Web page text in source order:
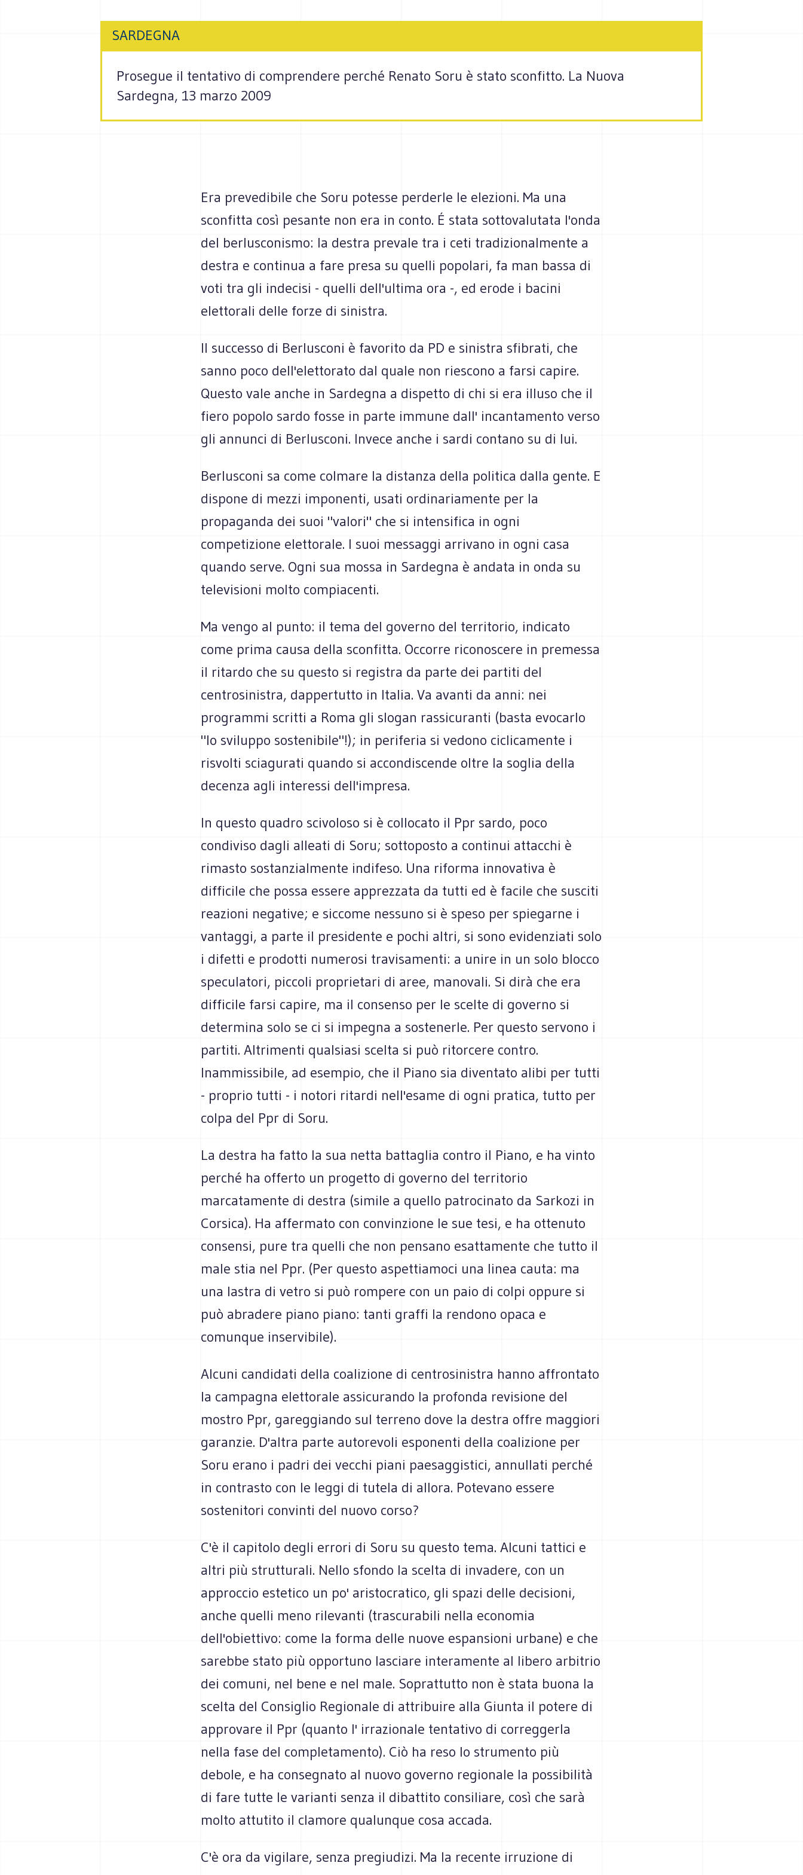
SARDEGNA
Prosegue il tentativo di comprendere perché Renato Soru è stato sconfitto. La Nuova
Sardegna, 13 marzo 2009
Era prevedibile che Soru potesse perderle le elezioni. Ma una
sconfitta così pesante non era in conto. É stata sottovalutata l'onda
del berlusconismo: la destra prevale tra i ceti tradizionalmente a
destra e continua a fare presa su quelli popolari, fa man bassa di
voti tra gli indecisi - quelli dell'ultima ora -, ed erode i bacini
elettorali delle forze di sinistra.
Il successo di Berlusconi è favorito da PD e sinistra sfibrati, che
sanno poco dell'elettorato dal quale non riescono a farsi capire.
Questo vale anche in Sardegna a dispetto di chi si era illuso che il
fiero popolo sardo fosse in parte immune dall' incantamento verso
gli annunci di Berlusconi. Invece anche i sardi contano su di lui.
Berlusconi sa come colmare la distanza della politica dalla gente. E
dispone di mezzi imponenti, usati ordinariamente per la
propaganda dei suoi "valori" che si intensifica in ogni
competizione elettorale. I suoi messaggi arrivano in ogni casa
quando serve. Ogni sua mossa in Sardegna è andata in onda su
televisioni molto compiacenti.
Ma vengo al punto: il tema del governo del territorio, indicato
come prima causa della sconfitta. Occorre riconoscere in premessa
il ritardo che su questo si registra da parte dei partiti del
centrosinistra, dappertutto in Italia. Va avanti da anni: nei
programmi scritti a Roma gli slogan rassicuranti (basta evocarlo
"lo sviluppo sostenibile"!); in periferia si vedono ciclicamente i
risvolti sciagurati quando si accondiscende oltre la soglia della
decenza agli interessi dell'impresa.
In questo quadro scivoloso si è collocato il Ppr sardo, poco
condiviso dagli alleati di Soru; sottoposto a continui attacchi è
rimasto sostanzialmente indifeso. Una riforma innovativa è
difficile che possa essere apprezzata da tutti ed è facile che susciti
reazioni negative; e siccome nessuno si è speso per spiegarne i
vantaggi, a parte il presidente e pochi altri, si sono evidenziati solo
i difetti e prodotti numerosi travisamenti: a unire in un solo blocco
speculatori, piccoli proprietari di aree, manovali. Si dirà che era
difficile farsi capire, ma il consenso per le scelte di governo si
determina solo se ci si impegna a sostenerle. Per questo servono i
partiti. Altrimenti qualsiasi scelta si può ritorcere contro.
Inammissibile, ad esempio, che il Piano sia diventato alibi per tutti
- proprio tutti - i notori ritardi nell'esame di ogni pratica, tutto per
colpa del Ppr di Soru.
La destra ha fatto la sua netta battaglia contro il Piano, e ha vinto
perché ha offerto un progetto di governo del territorio
marcatamente di destra (simile a quello patrocinato da Sarkozi in
Corsica). Ha affermato con convinzione le sue tesi, e ha ottenuto
consensi, pure tra quelli che non pensano esattamente che tutto il
male stia nel Ppr. (Per questo aspettiamoci una linea cauta: ma
una lastra di vetro si può rompere con un paio di colpi oppure si
può abradere piano piano: tanti graffi la rendono opaca e
comunque inservibile).
Alcuni candidati della coalizione di centrosinistra hanno affrontato
la campagna elettorale assicurando la profonda revisione del
mostro Ppr, gareggiando sul terreno dove la destra offre maggiori
garanzie. D'altra parte autorevoli esponenti della coalizione per
Soru erano i padri dei vecchi piani paesaggistici, annullati perché
in contrasto con le leggi di tutela di allora. Potevano essere
sostenitori convinti del nuovo corso?
C'è il capitolo degli errori di Soru su questo tema. Alcuni tattici e
altri più strutturali. Nello sfondo la scelta di invadere, con un
approccio estetico un po' aristocratico, gli spazi delle decisioni,
anche quelli meno rilevanti (trascurabili nella economia
dell'obiettivo: come la forma delle nuove espansioni urbane) e che
sarebbe stato più opportuno lasciare interamente al libero arbitrio
dei comuni, nel bene e nel male. Soprattutto non è stata buona la
scelta del Consiglio Regionale di attribuire alla Giunta il potere di
approvare il Ppr (quanto l' irrazionale tentativo di correggerla
nella fase del completamento). Ciò ha reso lo strumento più
debole, e ha consegnato al nuovo governo regionale la possibilità
di fare tutte le varianti senza il dibattito consiliare, così che sarà
molto attutito il clamore qualunque cosa accada.
C'è ora da vigilare, senza pregiudizi. Ma la recente irruzione di